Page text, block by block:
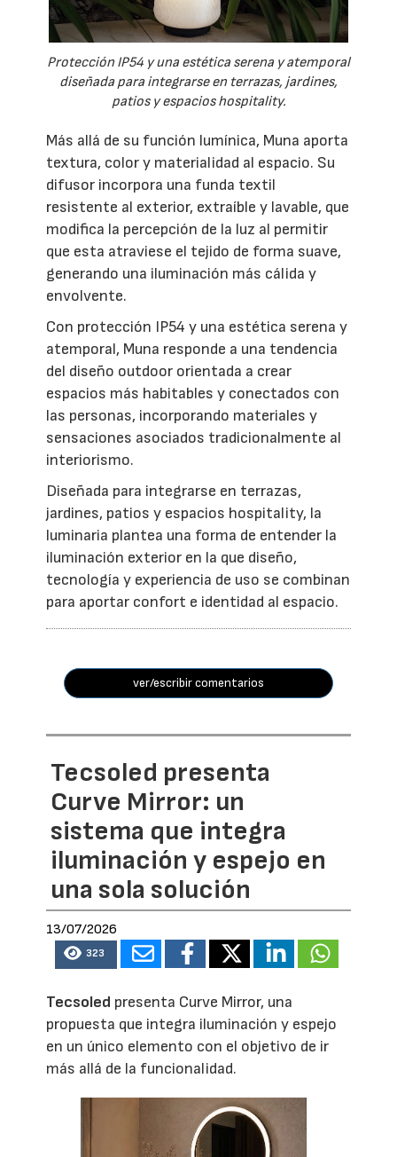
Protección IP54 y una estética serena y atemporal
diseñada para integrarse en terrazas, jardines,
patios y espacios hospitality.
Más allá de su función lumínica, Muna aporta
textura, color y materialidad al espacio. Su
difusor incorpora una funda textil
resistente al exterior, extraíble y lavable, que
modifica la percepción de la luz al permitir
que esta atraviese el tejido de forma suave,
generando una iluminación más cálida y
envolvente.
Con protección IP54 y una estética serena y
atemporal, Muna responde a una tendencia
del diseño outdoor orientada a crear
espacios más habitables y conectados con
las personas, incorporando materiales y
sensaciones asociados tradicionalmente al
interiorismo.
Diseñada para integrarse en terrazas,
jardines, patios y espacios hospitality, la
luminaria plantea una forma de entender la
iluminación exterior en la que diseño,
tecnología y experiencia de uso se combinan
para aportar confort e identidad al espacio.
ver/escribir comentarios
Tecsoled presenta
Curve Mirror: un
sistema que integra
iluminación y espejo en
una sola solución
13/07/2026
323
Tecsoled presenta Curve Mirror, una
propuesta que integra iluminación y espejo
en un único elemento con el objetivo de ir
más allá de la funcionalidad.